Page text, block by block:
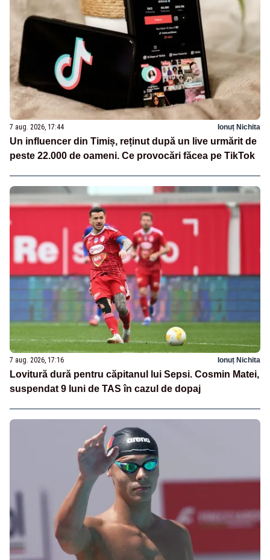
7 aug. 2026, 17:44 Ionuț Nichita
Un influencer din Timiș, reținut după un live urmărit de
peste 22.000 de oameni. Ce provocări făcea pe TikTok
7 aug. 2026, 17:16 Ionuț Nichita
Lovitură dură pentru căpitanul lui Sepsi. Cosmin Matei,
suspendat 9 luni de TAS în cazul de dopaj